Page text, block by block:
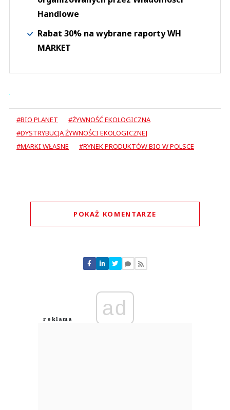
Handlowe
Rabat 30% na wybrane raporty WH
MARKET
#BIO PLANET
#ŻYWNOŚĆ EKOLOGICZNA
#DYSTRYBUCJA ŻYWNOŚCI EKOLOGICZNEJ
#MARKI WŁASNE
#RYNEK PRODUKTÓW BIO W POLSCE
POKAŻ KOMENTARZE
Nie znaleziono komentarzy
Zostaw swoje komentarze
Anuluj
ad